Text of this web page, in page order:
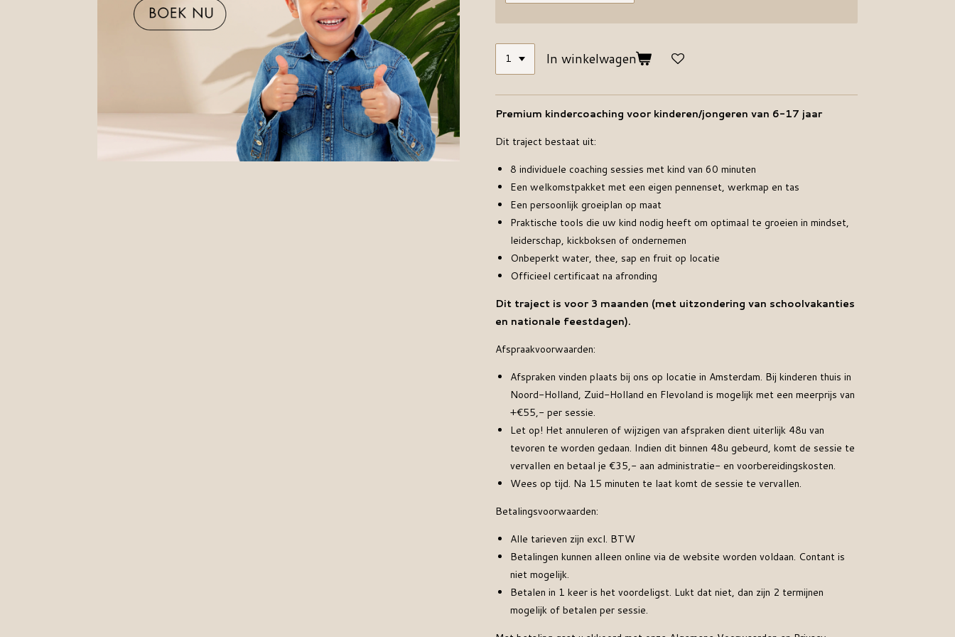
In winkelwagen
Premium kindercoaching voor kinderen/jongeren van 6-17 jaar
Dit traject bestaat uit:
8 individuele coaching sessies met kind van 60 minuten
Een welkomstpakket met een eigen pennenset, werkmap en tas
Een persoonlijk groeiplan op maat
Praktische tools die uw kind nodig heeft om optimaal te groeien in mindset,
leiderschap, kickboksen of ondernemen
Onbeperkt water, thee, sap en fruit op locatie
Officieel certificaat na afronding
Dit traject is voor 3 maanden (met uitzondering van schoolvakanties
en nationale feestdagen).
Afspraakvoorwaarden:
Afspraken vinden plaats bij ons op locatie in Amsterdam. Bij kinderen thuis in
Noord-Holland, Zuid-Holland en Flevoland is mogelijk met een meerprijs van
+€55,- per sessie.
Let op! Het annuleren of wijzigen van afspraken dient uiterlijk 48u van
tevoren te worden gedaan. Indien dit binnen 48u gebeurd, komt de sessie te
vervallen en betaal je €35,- aan administratie- en voorbereidingskosten.
Wees op tijd. Na 15 minuten te laat komt de sessie te vervallen.
Betalingsvoorwaarden:
Alle tarieven zijn excl. BTW
Betalingen kunnen alleen online via de website worden voldaan. Contant is
niet mogelijk.
Betalen in 1 keer is het voordeligst. Lukt dat niet, dan zijn 2 termijnen
mogelijk of betalen per sessie.